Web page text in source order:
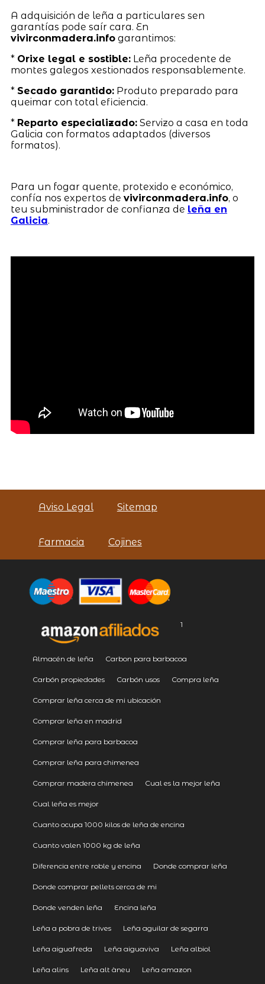
A adquisición de leña a particulares sen
garantías pode saír cara. En
vivirconmadera.infogarantimos:
* Orixe legal e sostible:Leña procedente de
montes galegos xestionados responsablemente.
* Secado garantido:Produto preparado para
queimar con total eficiencia.
* Reparto especializado:Servizo a casa en toda
Galicia con formatos adaptados (diversos
formatos).
Para un fogar quente, protexido e económico,
confía nos expertos de vivirconmadera.info, o
teu subministrador de confianza de leña en
Galicia.
Aviso Legal Sitemap
Farmacia Cojines
1
Almacén de leña Carbon para barbacoa
Carbón propiedades Carbón usos Compra leña
Comprar leña cerca de mi ubicación
Comprar leña en madrid
Comprar leña para barbacoa
Comprar leña para chimenea
Comprar madera chimenea Cual es la mejor leña
Cual leña es mejor
Cuanto ocupa 1000 kilos de leña de encina
Cuanto valen 1000 kg de leña
Diferencia entre roble y encina Donde comprar leña
Donde comprar pellets cerca de mi
Donde venden leña Encina leña
Leña a pobra de trives Leña aguilar de segarra
Leña aiguafreda Leña aiguaviva Leña albiol
Leña alins Leña alt àneu Leña amazon